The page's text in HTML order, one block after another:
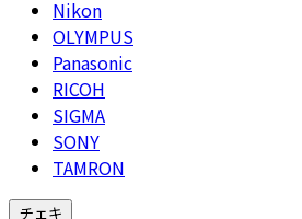
Nikon
OLYMPUS
Panasonic
RICOH
SIGMA
SONY
TAMRON
チェキ